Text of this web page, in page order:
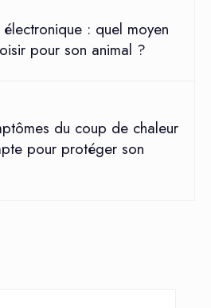
: quel moyen
pour son animal ?
du coup de chaleur
pour protéger son